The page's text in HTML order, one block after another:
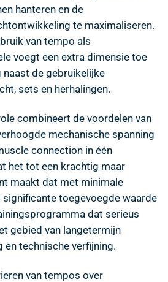
hanteren en de
te maximaliseren.
van tempo als
voegt een extra dimensie toe
naast de gebruikelijke
sets en herhalingen.
combineert de voordelen van
mechanische spanning
connection in één
het tot een krachtig maar
maakt dat met minimale
toegevoegde waarde
dat serieus
gebied van langetermijn
technische verfijning.
van tempos over